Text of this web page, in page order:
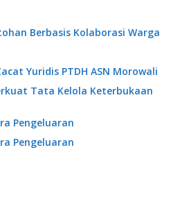
Berbasis Kolaborasi Warga
Yuridis PTDH ASN Morowali
Tata Kelola Keterbukaan
Pengeluaran
Pengeluaran